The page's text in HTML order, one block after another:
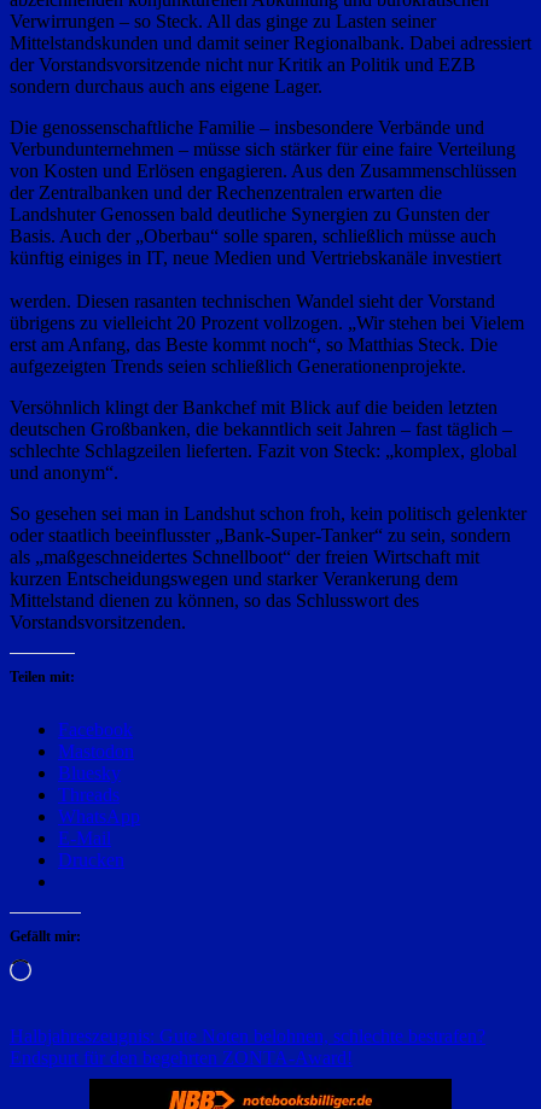
Verwirrungen – so Steck. All das ginge zu Lasten seiner
Mittelstandskunden und damit seiner Regionalbank. Dabei adressiert
der Vorstandsvorsitzende nicht nur Kritik an Politik und EZB
sondern durchaus auch ans eigene Lager.
Die genossenschaftliche Familie – insbesondere Verbände und
Verbundunternehmen – müsse sich stärker für eine faire Verteilung
von Kosten und Erlösen engagieren. Aus den Zusammenschlüssen
der Zentralbanken und der Rechenzentralen erwarten die
Landshuter Genossen bald deutliche Synergien zu Gunsten der
Basis. Auch der „Oberbau“ solle sparen, schließlich müsse auch
künftig einiges in IT, neue Medien und Vertriebskanäle investiert
werden. Diesen rasanten technischen Wandel sieht der Vorstand
übrigens zu vielleicht 20 Prozent vollzogen. „Wir stehen bei Vielem
erst am Anfang, das Beste kommt noch“, so Matthias Steck. Die
aufgezeigten Trends seien schließlich Generationenprojekte.
Versöhnlich klingt der Bankchef mit Blick auf die beiden letzten
deutschen Großbanken, die bekanntlich seit Jahren – fast täglich –
schlechte Schlagzeilen lieferten. Fazit von Steck: „komplex, global
und anonym“.
So gesehen sei man in Landshut schon froh, kein politisch gelenkter
oder staatlich beeinflusster „Bank-Super-Tanker“ zu sein, sondern
als „maßgeschneidertes Schnellboot“ der freien Wirtschaft mit
kurzen Entscheidungswegen und starker Verankerung dem
Mittelstand dienen zu können, so das Schlusswort des
Vorstandsvorsitzenden.
Teilen mit:
Facebook
Mastodon
Bluesky
Threads
WhatsApp
E-Mail
Drucken
Gefällt mir:
Wird
Beitragsnavigation
Halbjahreszeugnis: Gute Noten belohnen, schlechte bestrafen?
Endspurt für den begehrten ZONTA-Award!